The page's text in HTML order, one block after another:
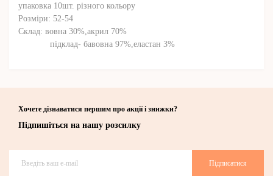
упаковка 10шт. різного кольору
Розміри: 52-54
Склад: вовна 30%,акрил 70%
підклад- бавовна 97%,еластан 3%
Хочете дізнаватися першим про акції і знижки?
Підпишіться на нашу розсилку
Підписатися